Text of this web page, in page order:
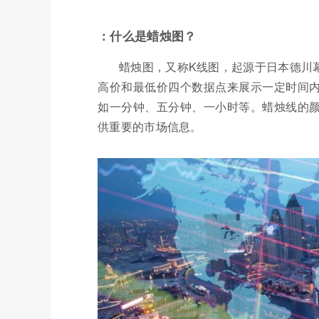
：什么是蜡烛图？
蜡烛图，又称K线图，起源于日本德
高价和最低价四个数据点来展示一定时间
如一分钟、五分钟、一小时等。蜡烛线的
供重要的市场信息。